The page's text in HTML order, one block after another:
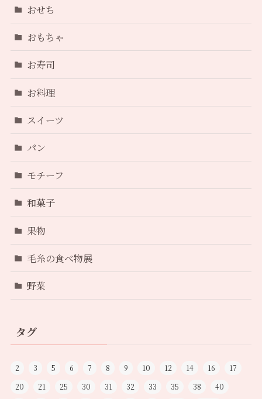
おせち
おもちゃ
お寿司
お料理
スイーツ
パン
モチーフ
和菓子
果物
毛糸の食べ物展
野菜
タグ
2 3 5 6 7 8 9 10 12 14 16
17
20
21 25 30 31 32 33 35 38 40